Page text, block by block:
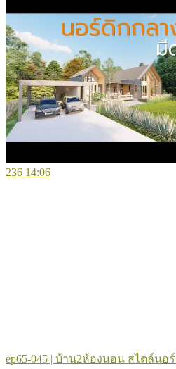
236 14:06
ep65-045 | บ้าน2ห้องนอน สไตล์นอ